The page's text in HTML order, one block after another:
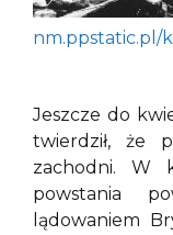
nm.ppstatic.pl/
Jeszcze do
twierdził, że
zachodni. W
powstania
lądowaniem